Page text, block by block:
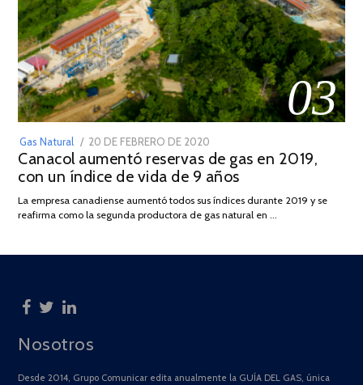
03
Gas Natural
POSTED
ON
20 DE FEBRERO DE 2020
DE
JULIO
2025
Canacol aumentó reservas de gas en 2019,
con un índice de vida de 9 años
La empresa canadiense aumentó todos sus índices durante 2019 y se
reafirma como la segunda productora de gas natural en …
Nosotros
Desde 2014, Grupo Comunicar edita anualmente la GUÍA DEL GAS, única